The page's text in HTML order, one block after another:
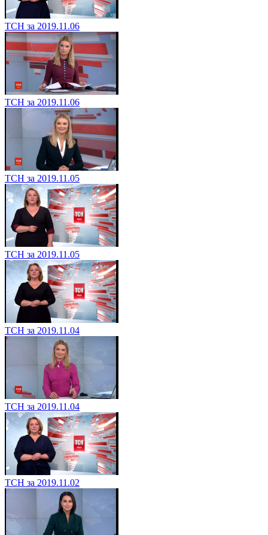
ТСН за 2019.11.06
ТСН за 2019.11.06
ТСН за 2019.11.05
ТСН за 2019.11.05
ТСН за 2019.11.04
ТСН за 2019.11.04
ТСН за 2019.11.02